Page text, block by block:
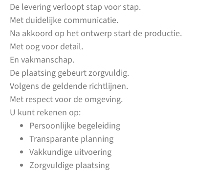
De levering verloopt stap voor stap.
Met duidelijke communicatie.
Na akkoord op het ontwerp start de productie.
Met oog voor detail.
En vakmanschap.
De plaatsing gebeurt zorgvuldig.
Volgens de geldende richtlijnen.
Met respect voor de omgeving.
U kunt rekenen op:
Persoonlijke begeleiding
Transparante planning
Vakkundige uitvoering
Zorgvuldige plaatsing